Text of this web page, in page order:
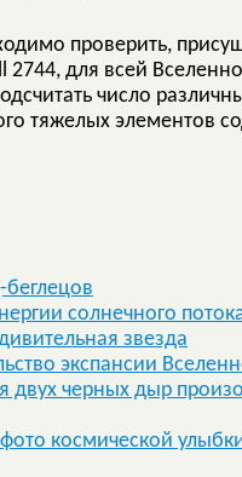
проверить,
2744, для всей
число
тяжелых элементов
солнечного
звезда
экспансии
двух черных дыр
космической